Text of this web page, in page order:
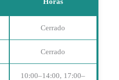
Cerrado
Cerrado
10:00–14:00, 17:00–